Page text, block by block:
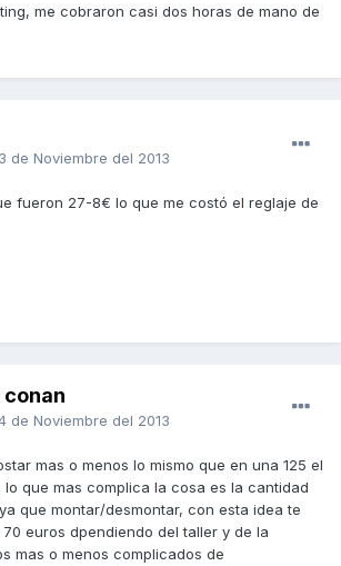
me cobraron casi dos horas de mano de
de Noviembre del 2013
fueron 27-8€ lo que me costó el reglaje de
de Noviembre del 2013
mas o menos lo mismo que en una 125 el
lo que mas complica la cosa es la cantidad
que montar/desmontar, con esta idea te
euros dpendiendo del taller y de la
mas o menos complicados de